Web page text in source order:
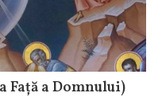
Față a Domnului)